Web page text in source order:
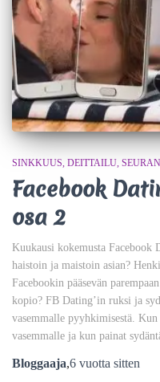
SINKKUUS DEITTAILU
Facebook
osa 2
Kuukausi kokemusta Facebook
haistoin ja maistoin asian?
Facebookin pääsevän
kopio? FB Dating’in ruksi ja
vasemmalle pyyhkimisestä.
vasemmalle ja kun painat
Bloggaaja,6 vuotta sitten